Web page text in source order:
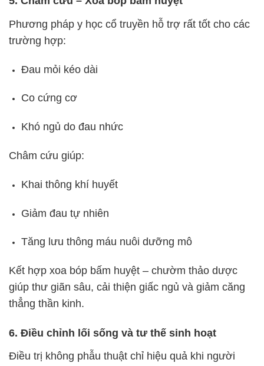
Phương pháp y học cổ truyền hỗ trợ rất tốt cho các
trường hợp:
Đau mỏi kéo dài
Co cứng cơ
Khó ngủ do đau nhức
Châm cứu giúp:
Khai thông khí huyết
Giảm đau tự nhiên
Tăng lưu thông máu nuôi dưỡng mô
Kết hợp xoa bóp bấm huyệt – chườm thảo dược
giúp thư giãn sâu, cải thiện giấc ngủ và giảm căng
thẳng thần kinh.
6. Điều chỉnh lối sống và tư thế sinh hoạt
Điều trị không phẫu thuật chỉ hiệu quả khi người